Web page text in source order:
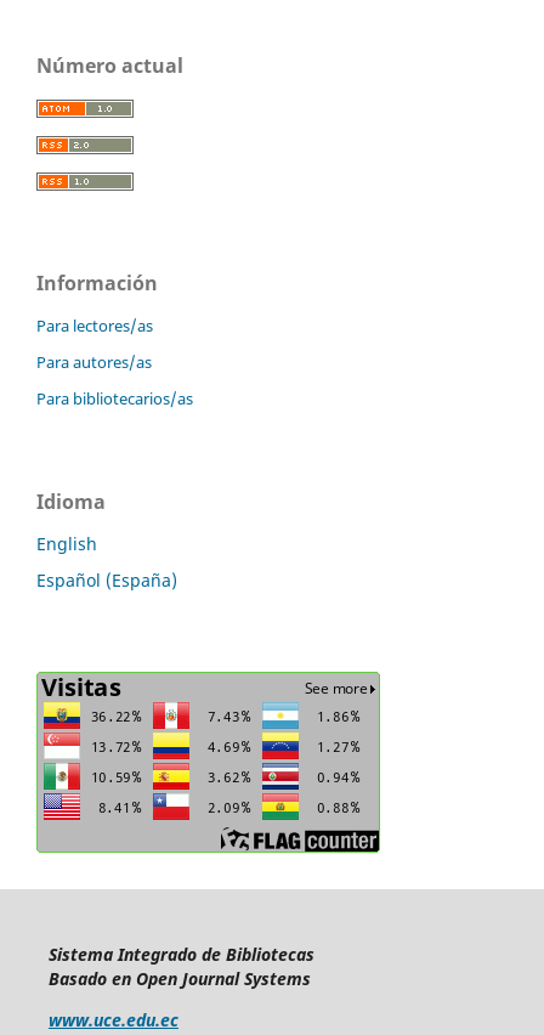
Número actual
Información
Para lectores/as
Para autores/as
Para bibliotecarios/as
Idioma
English
Español (España)
Sistema Integrado de Bibliotecas
Basado en Open Journal Systems
www.uce.edu.ec